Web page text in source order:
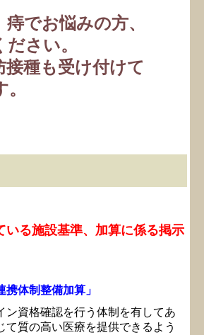
痔でお悩みの方、
さい。
接種も受け付けて
いる施設基準、加算に係る掲示
携体制整備加算」
ン資格確認を行う体制を有してあ
て質の高い医療を提供できるよう